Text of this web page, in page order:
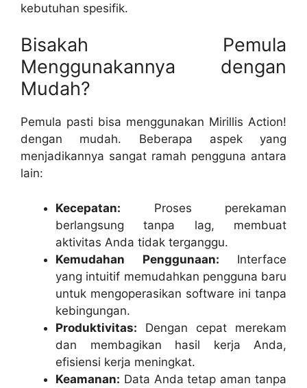
kebutuhan spesifik.
Bisakah Pemula
Menggunakannya dengan
Mudah?
Pemula pasti bisa menggunakan Mirillis Action!
dengan mudah. Beberapa aspek yang
menjadikannya sangat ramah pengguna antara
lain:
Kecepatan: Proses perekaman
berlangsung tanpa lag, membuat
aktivitas Anda tidak terganggu.
Kemudahan Penggunaan: Interface
yang intuitif memudahkan pengguna baru
untuk mengoperasikan software ini tanpa
kebingungan.
Produktivitas: Dengan cepat merekam
dan membagikan hasil kerja Anda,
efisiensi kerja meningkat.
Keamanan: Data Anda tetap aman tanpa